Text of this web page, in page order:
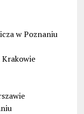
w Poznaniu